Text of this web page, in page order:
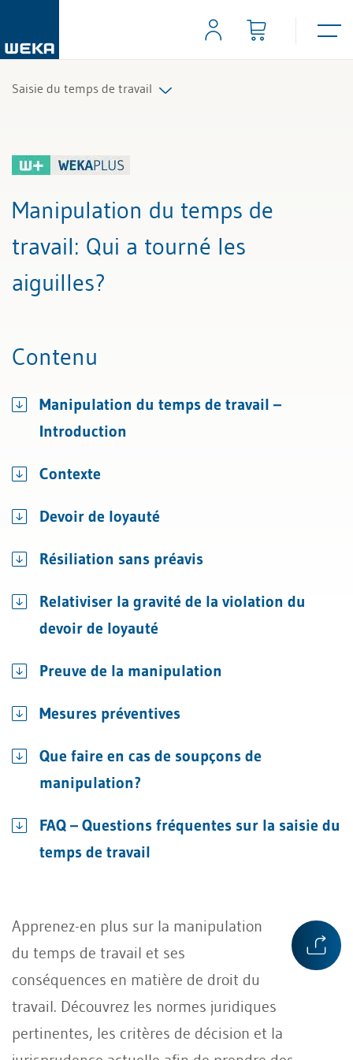
Saisie du temps de travail
Tous les experts
Manipulation du temps de
travail: Qui a tourné les
aiguilles?
Contenu
Manipulation du temps de travail –
Introduction
Contexte
Devoir de loyauté
Résiliation sans préavis
Relativiser la gravité de la violation du
devoir de loyauté
Preuve de la manipulation
Mesures préventives
Que faire en cas de soupçons de
manipulation?
FAQ – Questions fréquentes sur la saisie du
temps de travail
Apprenez-en plus sur la manipulation
du temps de travail et ses
conséquences en matière de droit du
travail. Découvrez les normes juridiques
pertinentes, les critères de décision et la